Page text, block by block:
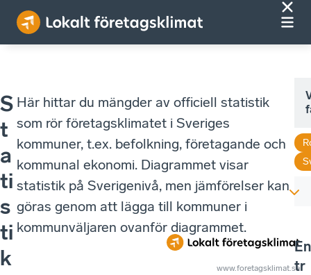
S
t
a
ti
s
ti
k
Här hittar du mängder av officiell statistik
som rör företagsklimatet i Sveriges
kommuner, t.ex. befolkning, företagande och
kommunal ekonomi. Diagrammet visar
statistik på Sverigenivå, men jämförelser kan
göras genom att lägga till kommuner i
kommunväljaren ovanför diagrammet.
www.foretagsklimat.se
En
tr